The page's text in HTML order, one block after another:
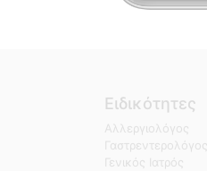
Ειδικότητες
Αλλεργιολόγος
Γαστρεντερολόγος
Γενικός Ιατρός